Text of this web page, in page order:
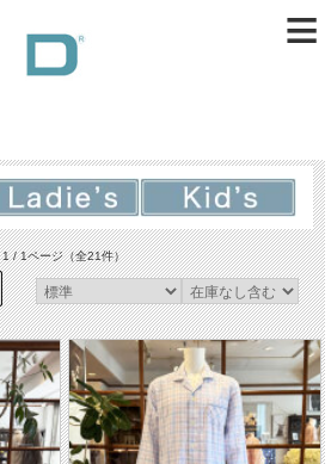
1 / 1ページ（全21件）
≡